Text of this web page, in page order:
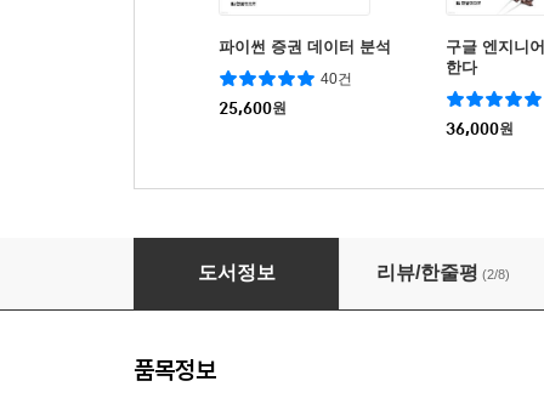
파이썬 증권 데이터 분석
40건
25,600원
구글 엔지니
한다
36,000원
하둡 완벽 가이드 (4판)
도서정보 리뷰/한줄평 (2/8)
품목정보